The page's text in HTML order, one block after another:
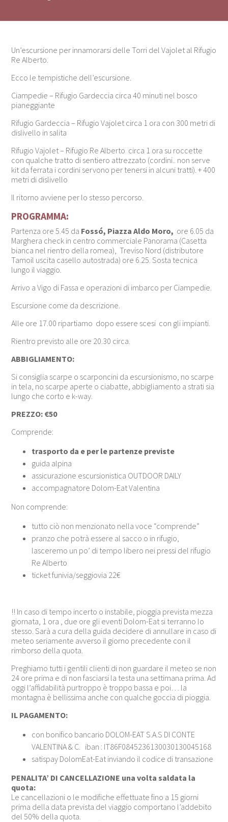
Un’escursione per innamorarsi delle Torri del Vajolet al Rifugio
Re Alberto.
Ecco le tempistiche dell’escursione.
Ciampedie – Rifugio Gardeccia circa 40 minuti nel bosco
pianeggiante
Rifugio Gardeccia – Rifugio Vajolet circa 1 ora con 300 metri di
dislivello in salita
Rifugio Vajolet – Rifugio Re Alberto circa 1 ora su roccette
con qualche tratto di sentiero attrezzato (cordini.. non serve
kit da ferrata i cordini servono per tenersi in alcuni tratti). + 400
metri di dislivello
Il ritorno avviene per lo stesso percorso.
PROGRAMMA:
Partenza ore 5.45 da Fossó, Piazza Aldo Moro, ore 6.05 da
Marghera check in centro commerciale Panorama (Casetta
bianca nel rientro della romea), Treviso Nord (distributore
Tamoil uscita casello autostrada) ore 6.25. Sosta tecnica
lungo il viaggio.
Arrivo a Vigo di Fassa e operazioni di imbarco per Ciampedie.
Escursione come da descrizione.
Alle ore 17.00 ripartiamo dopo essere scesi con gli impianti.
Rientro previsto alle ore 20.30 circa.
ABBIGLIAMENTO:
Si consiglia scarpe o scarponcini da escursionismo, no scarpe
in tela, no scarpe aperte o ciabatte, abbigliamento a strati sia
lungo che corto e k-way.
PREZZO: €50
Comprende:
trasporto da e per le partenze previste
guida alpina
assicurazione escursionistica OUTDOOR DAILY
accompagnatore Dolom-Eat Valentina
Non comprende:
tutto ciò non menzionato nella voce “comprende”
pranzo che potrà essere al sacco o in rifugio,
lasceremo un po’ di tempo libero nei pressi del rifugio
Re Alberto
ticket funivia/seggiovia 22€
!! In caso di tempo incerto o instabile, pioggia prevista mezza
giornata, 1 ora , due ore gli eventi Dolom-Eat si terranno lo
stesso. Sarà a cura della guida decidere di annullare in caso di
meteo seriamente avverso il giorno precedente con il
rimborso della quota.
Preghiamo tutti i gentili clienti di non guardare il meteo se non
24 ore prima e di non fasciarsi la testa una settimana prima. Ad
oggi l’affidabilità purtroppo è troppo bassa e poi… la
montagna è bellissima anche con qualche goccia di pioggia.
IL PAGAMENTO:
con bonifico bancario DOLOM-EAT S.A.S DI CONTE
VALENTINA & C. iban : IT86F0845236130030130045168
satispay DolomEat-Eat inviando il codice di transazione
PENALITA’ DI CANCELLAZIONE una volta saldata la
quota:
Le cancellazioni o le modifiche effettuate fino a 15 giorni
prima della data prevista del viaggio comportano l’addebito
del 50% della quota.